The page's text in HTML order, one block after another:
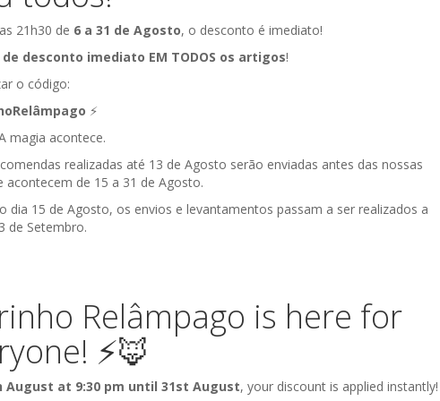
9,90 € 9,90 €
STOCK SEM STOCK
21h30 de 6 a 31 de Agosto, o desconto é imediato!
de desconto imediato EM TODOS os artigos!
o código:
⚡️
magia acontece.
realizadas até 13 de Agosto serão enviadas antes das nossas
acontecem de 15 a 31 de Agosto.
dia 15 de Agosto, os envios e levantamentos passam a ser realizados a
de Setembro.
Relâmpago is here for
⚡️🦊
August at 9:30 pm until 31st August, your discount is applied instantly!